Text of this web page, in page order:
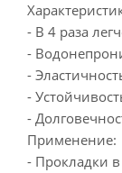
- В 4 раза
-
-
-
-
Применение:
- Прокладки